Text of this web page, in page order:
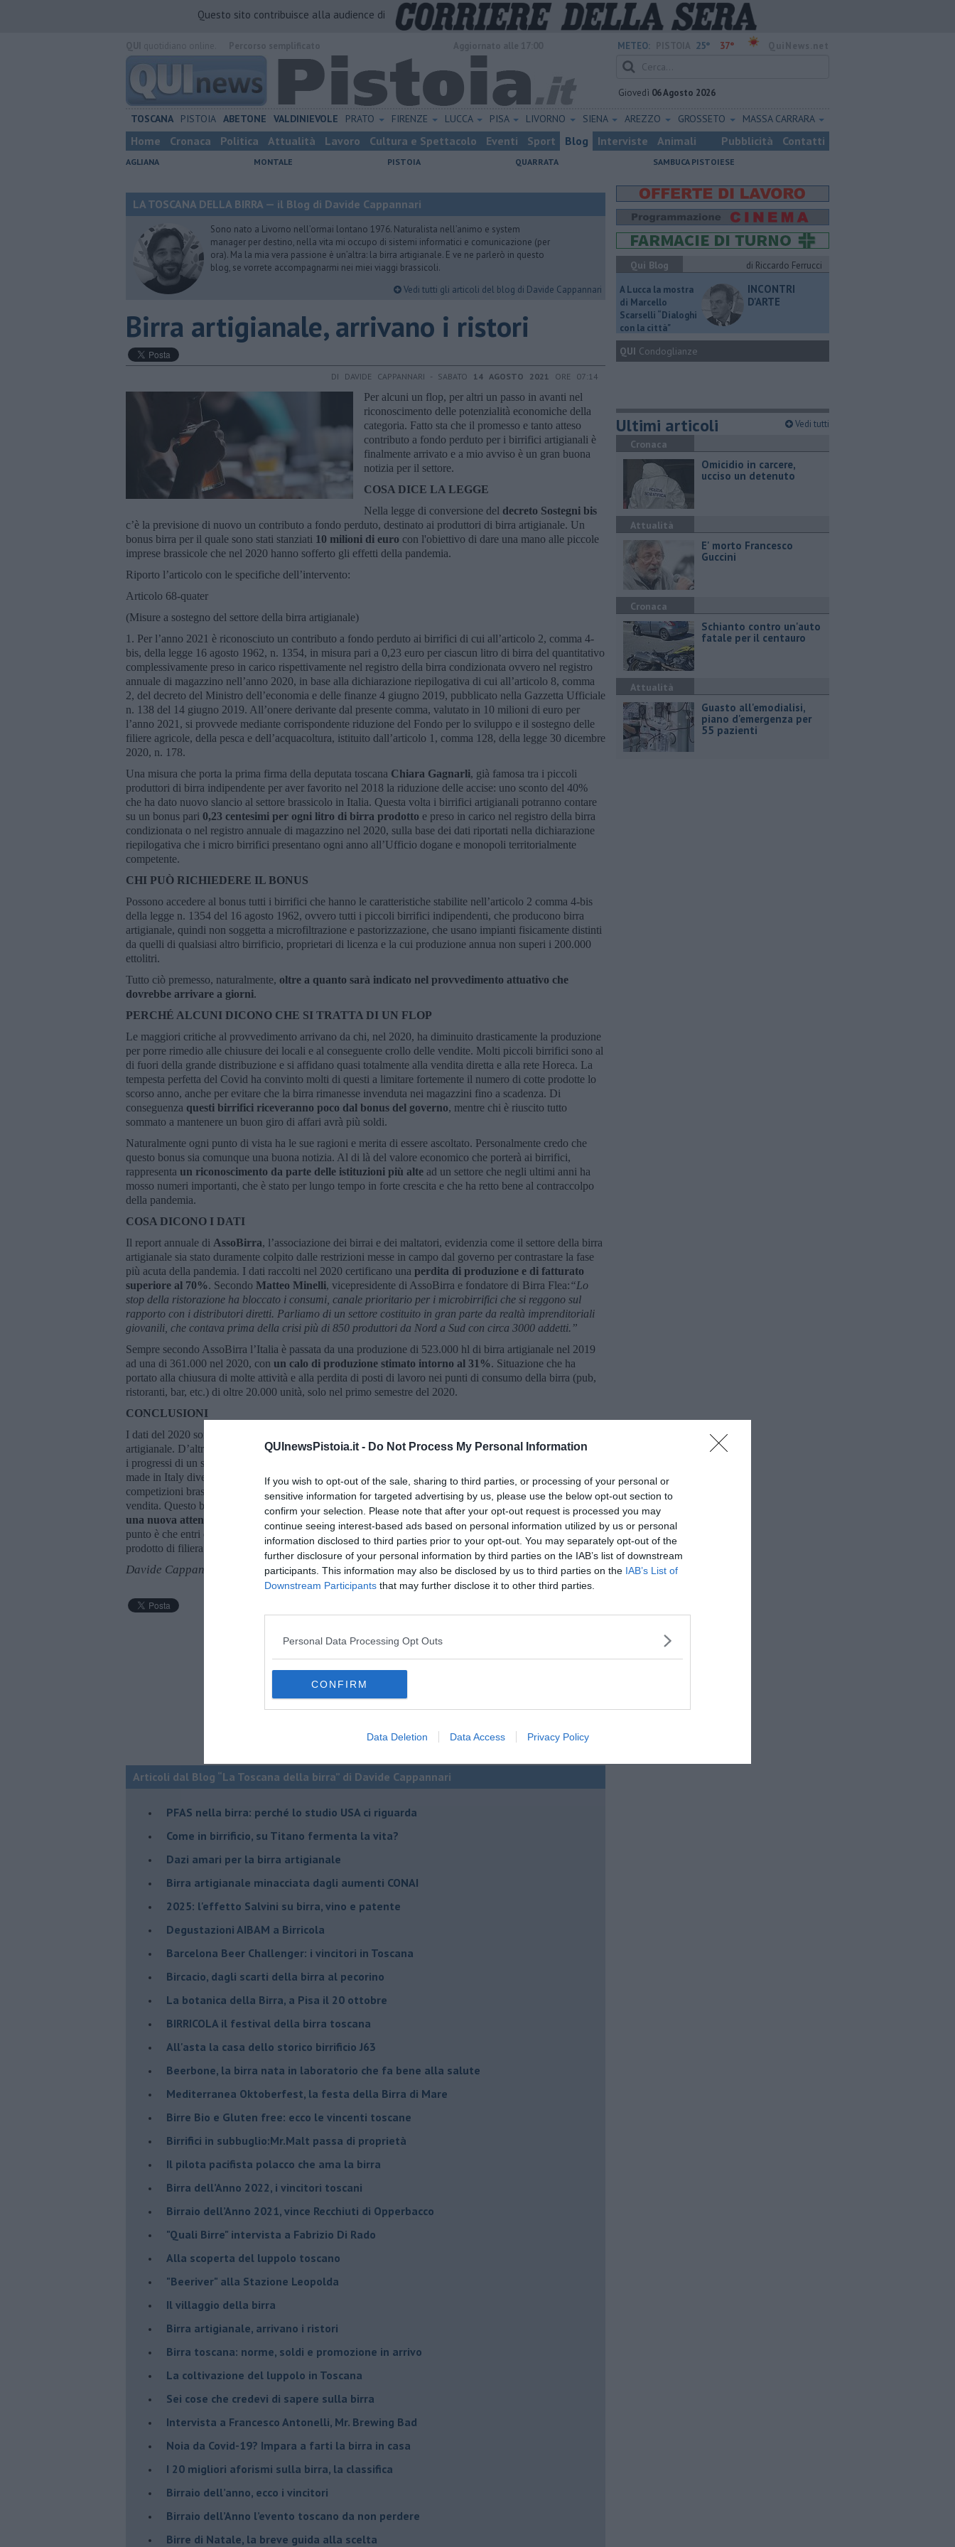
QUInewsPistoia.it - Do Not Process My Personal Information
If you wish to opt-out of the sale, sharing to third parties, or processing of your personal or
sensitive information for targeted advertising by us, please use the below opt-out section to
confirm your selection. Please note that after your opt-out request is processed you may
continue seeing interest-based ads based on personal information utilized by us or personal
information disclosed to third parties prior to your opt-out. You may separately opt-out of the
further disclosure of your personal information by third parties on the IAB’s list of downstream
participants. This information may also be disclosed by us to third parties on the IAB’s List of
Downstream Participants that may further disclose it to other third parties.
Personal Data Processing Opt Outs
CONFIRM
Data Deletion Data Access Privacy Policy
Questo sito contribuisce alla audience di
METEO: 25° 37°
Giovedì 06 Agosto 2026
TOSCANA PISTOIA ABETONE VALDINIEVOLE PRATO FIRENZE LUCCA PISA LIVORNO SIENA AREZZO GROSSETO MASSA CARRARA
Home Cronaca Politica Attualità Lavoro Cultura e Spettacolo Eventi Sport Blog Interviste Animali Pubblicità Contatti
AGLIANA MONTALE PISTOIA QUARRATA SAMBUCA PISTOIESE
LA TOSCANA DELLA BIRRA — il Blog di Davide Cappannari
Sono nato a Livorno nell’ormai lontano 1976. Naturalista nell’animo e system
manager per destino, nella vita mi occupo di sistemi informatici e comunicazione (per
ora). Ma la mia vera passione è un’altra: la birra artigianale. E ve ne parlerò in questo
blog, se vorrete accompagnarmi nei miei viaggi brassicoli.
Vedi tutti gli articoli del blog di Davide Cappannari
Birra artigianale, arrivano i ristori
DI DAVIDE CAPPANNARI - SABATO 14 AGOSTO 2021 ORE 07:14
Per alcuni un flop, per altri un passo in avanti nel
riconoscimento delle potenzialità economiche della
categoria. Fatto sta che il promesso e tanto atteso
contributo a fondo perduto per i birrifici artigianali è
finalmente arrivato e a mio avviso è un gran buona
notizia per il settore.
COSA DICE LA LEGGE
Nella legge di conversione del decreto Sostegni bis
c’è la previsione di nuovo un contributo a fondo perduto, destinato ai produttori di birra artigianale. Un
bonus birra per il quale sono stati stanziati 10 milioni di euro con l'obiettivo di dare una mano alle piccole
imprese brassicole che nel 2020 hanno sofferto gli effetti della pandemia.
Riporto l’articolo con le specifiche dell’intervento:
Articolo 68-quater
(Misure a sostegno del settore della birra artigianale)
1. Per l’anno 2021 è riconosciuto un contributo a fondo perduto ai birrifici di cui all’articolo 2, comma 4-
bis, della legge 16 agosto 1962, n. 1354, in misura pari a 0,23 euro per ciascun litro di birra del quantitativo
complessivamente preso in carico rispettivamente nel registro della birra condizionata ovvero nel registro
annuale di magazzino nell’anno 2020, in base alla dichiarazione riepilogativa di cui all’articolo 8, comma
2, del decreto del Ministro dell’economia e delle finanze 4 giugno 2019, pubblicato nella Gazzetta Ufficiale
n. 138 del 14 giugno 2019. All’onere derivante dal presente comma, valutato in 10 milioni di euro per
l’anno 2021, si provvede mediante corrispondente riduzione del Fondo per lo sviluppo e il sostegno delle
filiere agricole, della pesca e dell’acquacoltura, istituito dall’articolo 1, comma 128, della legge 30 dicembre
2020, n. 178.
Una misura che porta la prima firma della deputata toscana Chiara Gagnarli, già famosa tra i piccoli
produttori di birra indipendente per aver favorito nel 2018 la riduzione delle accise: uno sconto del 40%
che ha dato nuovo slancio al settore brassicolo in Italia. Questa volta i birrifici artigianali potranno contare
su un bonus pari 0,23 centesimi per ogni litro di birra prodotto e preso in carico nel registro della birra
condizionata o nel registro annuale di magazzino nel 2020, sulla base dei dati riportati nella dichiarazione
riepilogativa che i micro birrifici presentano ogni anno all’Ufficio dogane e monopoli territorialmente
competente.
CHI PUÒ RICHIEDERE IL BONUS
Possono accedere al bonus tutti i birrifici che hanno le caratteristiche stabilite nell’articolo 2 comma 4-bis
della legge n. 1354 del 16 agosto 1962, ovvero tutti i piccoli birrifici indipendenti, che producono birra
artigianale, quindi non soggetta a microfiltrazione e pastorizzazione, che usano impianti fisicamente distinti
da quelli di qualsiasi altro birrificio, proprietari di licenza e la cui produzione annua non superi i 200.000
ettolitri.
Tutto ciò premesso, naturalmente, oltre a quanto sarà indicato nel provvedimento attuativo che
dovrebbe arrivare a giorni.
PERCHÉ ALCUNI DICONO CHE SI TRATTA DI UN FLOP
Le maggiori critiche al provvedimento arrivano da chi, nel 2020, ha diminuito drasticamente la produzione
per porre rimedio alle chiusure dei locali e al conseguente crollo delle vendite. Molti piccoli birrifici sono al
di fuori della grande distribuzione e si affidano quasi totalmente alla vendita diretta e alla rete Horeca. La
tempesta perfetta del Covid ha convinto molti di questi a limitare fortemente il numero di cotte prodotte lo
scorso anno, anche per evitare che la birra rimanesse invenduta nei magazzini fino a scadenza. Di
conseguenza questi birrifici riceveranno poco dal bonus del governo, mentre chi è riuscito tutto
sommato a mantenere un buon giro di affari avrà più soldi.
Naturalmente ogni punto di vista ha le sue ragioni e merita di essere ascoltato. Personalmente credo che
questo bonus sia comunque una buona notizia. Al di là del valore economico che porterà ai birrifici,
rappresenta un riconoscimento da parte delle istituzioni più alte ad un settore che negli ultimi anni ha
mosso numeri importanti, che è stato per lungo tempo in forte crescita e che ha retto bene al contraccolpo
della pandemia.
COSA DICONO I DATI
Il report annuale di AssoBirra, l’associazione dei birrai e dei maltatori, evidenzia come il settore della birra
artigianale sia stato duramente colpito dalle restrizioni messe in campo dal governo per contrastare la fase
più acuta della pandemia. I dati raccolti nel 2020 certificano una perdita di produzione e di fatturato
superiore al 70%. Secondo Matteo Minelli, vicepresidente di AssoBirra e fondatore di Birra Flea:“Lo
stop della ristorazione ha bloccato i consumi, canale prioritario per i microbirrifici che si reggono sul
rapporto con i distributori diretti. Parliamo di un settore costituito in gran parte da realtà imprenditoriali
giovanili, che contava prima della crisi più di 850 produttori da Nord a Sud con circa 3000 addetti.”
Sempre secondo AssoBirra l’Italia è passata da una produzione di 523.000 hl di birra artigianale nel 2019
ad una di 361.000 nel 2020, con un calo di produzione stimato intorno al 31%. Situazione che ha
portato alla chiusura di molte attività e alla perdita di posti di lavoro nei punti di consumo della birra (pub,
ristoranti, bar, etc.) di oltre 20.000 unità, solo nel primo semestre del 2020.
CONCLUSIONI
I dati del 2020 sono tremendi e denunciano una prima vera flessione nel trend di crescita della birra
artigianale. D’altro canto è arrivata nel periodo storico più difficile. Cause straordinarie che hanno rallentato
i progressi di un settore che in pochi anni si è fatto largo tra gli altri i colossi delle produzioni alimentari
made in Italy diventando una realtà riconosciuta. La birra artigianale italiana, e Toscana, eccelle nelle
competizioni brassicole più importanti del globo ed è ormai ben radicata nei circuiti internazionali di
vendita. Questo bonus del governo, seppur controverso e insufficiente per alcuni, è il
riconoscimento di
una nuova attenzione istituzionale ad un settore che non può più essere ignorato . L’augurio a questo
punto è che entri definitivamente nella programmazione strategica dello Stato e delle Regioni come
prodotto di filiera agricola, da valorizzare e sviluppare, qualcosa che in parte sta già accadendo.
Davide Cappannari
Articoli dal Blog “La Toscana della birra” di Davide Cappannari
​PFAS nella birra: perché lo studio USA ci riguarda
​Come in birrificio, su Titano fermenta la vita?
Dazi amari per la birra artigianale
​Birra artigianale minacciata dagli aumenti CONAI
​2025: l'effetto Salvini su birra, vino e patente
​Degustazioni AIBAM a Birricola
​Barcelona Beer Challenger: i vincitori in Toscana
Bircacio, dagli scarti della birra al pecorino
​La botanica della Birra, a Pisa il 20 ottobre
BIRRICOLA il festival della birra toscana
​All'asta la casa dello storico birrificio J63
Beerbone, la birra nata in laboratorio che fa bene alla salute
Mediterranea Oktoberfest, la festa della Birra di Mare
​Birre Bio e Gluten free: ecco le vincenti toscane
​Birrifici in subbuglio:Mr.Malt passa di proprietà
​Il pilota pacifista polacco che ama la birra
​Birra dell’Anno 2022, i vincitori toscani
Birraio dell’Anno 2021, vince Recchiuti di Opperbacco
"Quali Birre" intervista a Fabrizio Di Rado
​Alla scoperta del luppolo toscano
"Beeriver" alla Stazione Leopolda
Il villaggio della birra
Birra artigianale, arrivano i ristori
Birra toscana: norme, soldi e promozione in arrivo
La coltivazione del luppolo in Toscana
Sei cose che credevi di sapere sulla birra
Intervista a Francesco Antonelli, Mr. Brewing Bad
Noia da Covid-19? Impara a farti la birra in casa
I 20 migliori aforismi sulla birra, la classifica
​Birraio dell’anno, ecco i vincitori
​Birraio dell’Anno l’evento toscano da non perdere
Birre di Natale, la breve guida alla scelta
Qui Blog
di Riccardo Ferrucci
A Lucca la mostra
di Marcello
Scarselli “Dialoghi
con la città"
INCONTRI
D'ARTE
QUI Condoglianze
Ultimi articoli Vedi tutti
Cronaca
Omicidio in carcere,
ucciso un detenuto
Attualità
E' morto Francesco
Guccini
Cronaca
Schianto contro un'auto
fatale per il centauro
Attualità
Guasto all'emodialisi,
piano d'emergenza per
55 pazienti